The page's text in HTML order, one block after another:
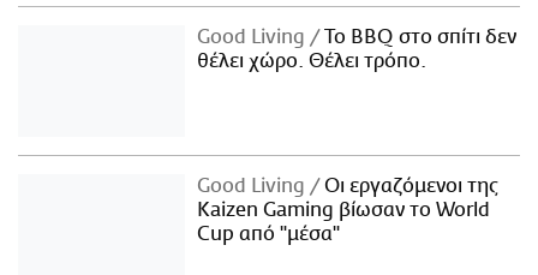
Good Living
Το BBQ στο σπίτι δεν
θέλει χώρο. Θέλει τρόπο.
Good Living
Οι εργαζόμενοι της
Kaizen Gaming βίωσαν το World
Cup από "μέσα"